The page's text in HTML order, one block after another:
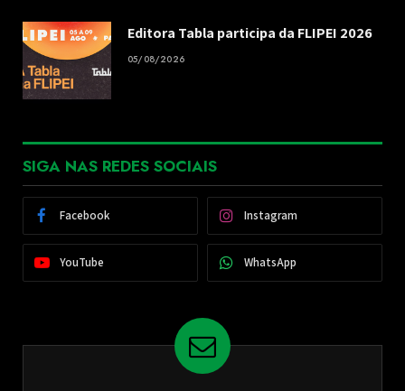
Editora Tabla participa da FLIPEI 2026
05/08/2026
SIGA NAS REDES SOCIAIS
Facebook Instagram
YouTube WhatsApp